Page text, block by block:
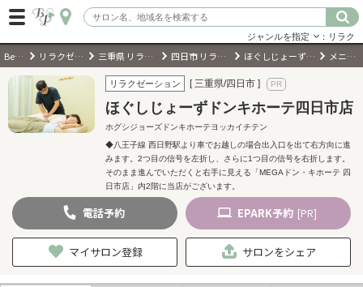
ログイン
会員登録 （無料）
キーワードで検索
ジャンルを指定 ：リラク
BeautyPark リラクゼーションサロン 三重県 リラクゼーションサロン 四日市 リラクゼーションサロン ほぐしじょーずドンキホーテ四日市店 メニュー・料金
リラクゼーション [ 三重県/四日市 ]
ほぐしじょーずドンキホーテ四日市店
ホグシジョーズドンキホーテヨッカイチテン
◆八王子線 西日野駅より車でお越しの場合出入口を出て右方向に進
みます。2つ目の信号を左折し、さらに1つ目の信号を右折します。
そのまま進んでいただくと右手に見える「MEGAドン・キホーテ 四
日市店」内2階に当店がございます。
電話予約 EPARK予約 [PR]
マイサロン登録 サロンをシェア